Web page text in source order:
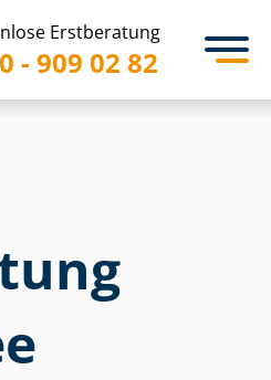
Erstberatung
- 909 02 82